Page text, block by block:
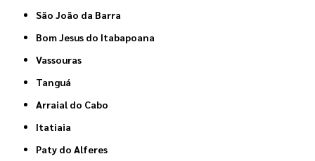
São João da Barra
Bom Jesus do Itabapoana
Vassouras
Tanguá
Arraial do Cabo
Itatiaia
Paty do Alferes